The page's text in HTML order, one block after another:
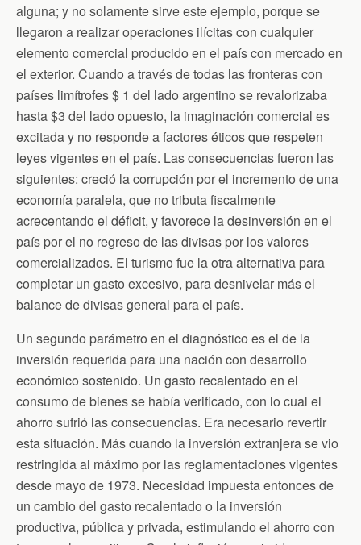
alguna; y no solamente sirve este ejemplo, porque se
llegaron a realizar operaciones ilícitas con cualquier
elemento comercial producido en el país con mercado en
el exterior. Cuando a través de todas las fronteras con
países limítrofes $ 1 del lado argentino se revalorizaba
hasta $3 del lado opuesto, la imaginación comercial es
excitada y no responde a factores éticos que respeten
leyes vigentes en el país. Las consecuencias fueron las
siguientes: creció la corrupción por el incremento de una
economía paralela, que no tributa fiscalmente
acrecentando el déficit, y favorece la desinversión en el
país por el no regreso de las divisas por los valores
comercializados. El turismo fue la otra alternativa para
completar un gasto excesivo, para desnivelar más el
balance de divisas general para el país.
Un segundo parámetro en el diagnóstico es el de la
inversión requerida para una nación con desarrollo
económico sostenido. Un gasto recalentado en el
consumo de bienes se había verificado, con lo cual el
ahorro sufrió las consecuencias. Era necesario revertir
esta situación. Más cuando la inversión extranjera se vio
restringida al máximo por las reglamentaciones vigentes
desde mayo de 1973. Necesidad impuesta entonces de
un cambio del gasto recalentado o la inversión
productiva, pública y privada, estimulando el ahorro con